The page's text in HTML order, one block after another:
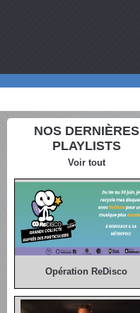
NOS DERNIÈRES
PLAYLISTS
Voir tout
Opération ReDisco